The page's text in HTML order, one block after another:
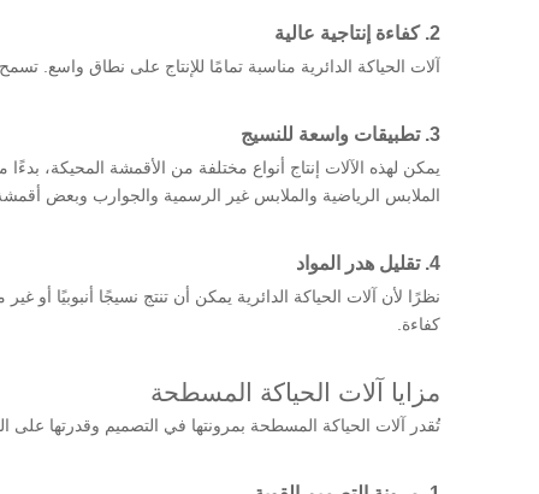
2. كفاءة إنتاجية عالية
آلات الحياكة الدائرية مناسبة تمامًا للإنتاج على نطاق واسع.
3. تطبيقات واسعة للنسيج
يمكن لهذه الآلات إنتاج أنواع مختلفة من الأقمشة المحيكة،
الملابس الرياضية والملابس غير الرسمية والجوارب وبعض
4. تقليل هدر المواد
نظرًا لأن آلات الحياكة الدائرية يمكن أن تنتج نسيجًا أنبوبيًا
كفاءة.
مزايا آلات الحياكة المسطحة
تُقدر آلات الحياكة المسطحة بمرونتها في التصميم وقدرتها